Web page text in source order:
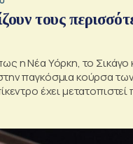
τους
η Νέα Υόρκη, το Σικάγο
παγκόσμια κούρσα
έχει